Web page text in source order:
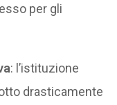
per gli
: l’istituzione
drasticamente